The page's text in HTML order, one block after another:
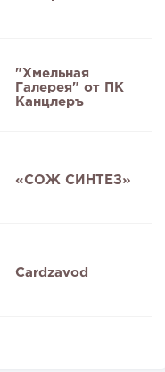
"Хмельная
Галерея" от ПК
Канцлеръ
«СОЖ СИНТЕЗ»
Cardzavod